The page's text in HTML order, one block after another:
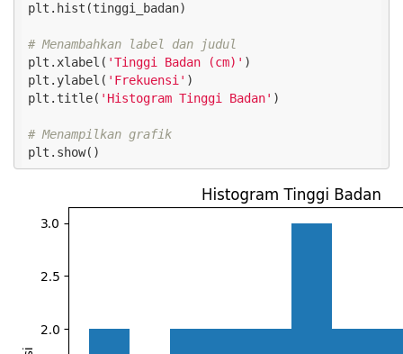
plt.hist(tinggi_badan)
# Menambahkan label dan judul
plt.xlabel( 'Tinggi Badan (cm)' )
plt.ylabel( 'Frekuensi' )
plt.title( 'Histogram Tinggi Badan' )
# Menampilkan grafik
plt.show()